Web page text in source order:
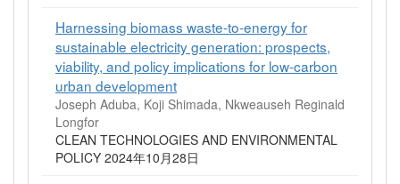
Harnessing biomass waste-to-energy for
sustainable electricity generation: prospects,
viability, and policy implications for low-carbon
urban development
Joseph Aduba, Koji Shimada, Nkweauseh Reginald
Longfor
CLEAN TECHNOLOGIES AND ENVIRONMENTAL
POLICY 2024年10月28日